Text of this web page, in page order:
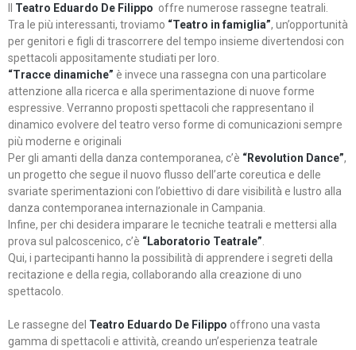
Teatro Eduardo De Filippo offre numerose rassegne teatrali.
Tra le più interessanti, troviamo “Teatro in famiglia”, un’opportunità
per genitori e figli di trascorrere del tempo insieme divertendosi con
spettacoli appositamente studiati per loro.
“Tracce dinamiche” è invece una rassegna con una particolare
attenzione alla ricerca e alla sperimentazione di nuove forme
espressive. Verranno proposti spettacoli che rappresentano il
dinamico evolvere del teatro verso forme di comunicazioni sempre
più moderne e originali
Per gli amanti della danza contemporanea, c’è “Revolution Dance”,
un progetto che segue il nuovo flusso dell’arte coreutica e delle
svariate sperimentazioni con l’obiettivo di dare visibilità e lustro alla
danza contemporanea internazionale in Campania.
Infine, per chi desidera imparare le tecniche teatrali e mettersi alla
prova sul palcoscenico, c’è “Laboratorio Teatrale”
Qui, i partecipanti hanno la possibilità di apprendere i segreti della
recitazione e della regia, collaborando alla creazione di uno
spettacolo.
Le rassegne del Teatro Eduardo De Filippo offrono una vasta
gamma di spettacoli e attività, creando un’esperienza teatrale